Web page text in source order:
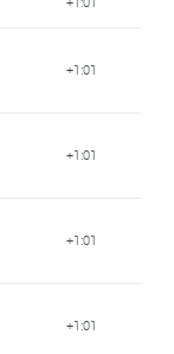
+1:01
+1:01
+1:01
+1:01